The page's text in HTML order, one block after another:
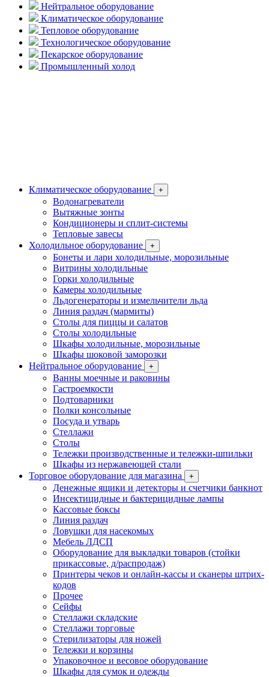
Нейтральное оборудование
Климатическое оборудование
Тепловое оборудование
Технологическое оборудование
Пекарское оборудование
Промышленный холод
Климатическое оборудование +
Водонагреватели
Вытяжные зонты
Кондиционеры и сплит-системы
Тепловые завесы
Холодильное оборудование
+
Бонеты и лари холодильные, морозильные
Витрины холодильные
Горки холодильные
Камеры холодильные
Льдогенераторы и измельчители льда
Линия раздач (мармиты)
Столы для пиццы и салатов
Столы холодильные
Шкафы холодильные, морозильные
Шкафы шоковой заморозки
Нейтральное оборудование
+
Ванны моечные и раковины
Гастроемкости
Подтоварники
Полки консольные
Посуда и утварь
Стеллажи
Столы
Тележки производственные и тележки-шпильки
Шкафы из нержавеющей стали
Торговое оборудование для магазина
+
Денежные ящики и детекторы и счетчики банкнот
Инсектицидные и бактерицидные лампы
Кассовые боксы
Линия раздач
Ловушки для насекомых
Мебель ЛДСП
Оборудование для выкладки товаров (стойки
прикассовые, д/распродаж)
Принтеры чеков и онлайн-кассы и сканеры штрих-
кодов
Прочее
Сейфы
Стеллажи складские
Стеллажи торговые
Стерилизаторы для ножей
Тележки и корзины
Упаковочное и весовое оборудование
Шкафы для сумок и одежды